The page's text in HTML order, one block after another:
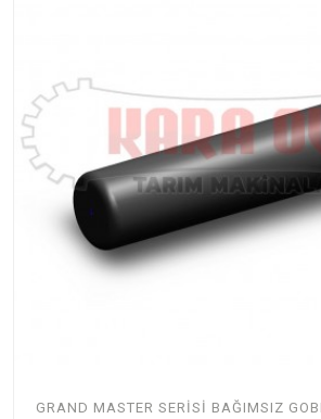
GRAND MASTER SERISI BAĞIMSIZ